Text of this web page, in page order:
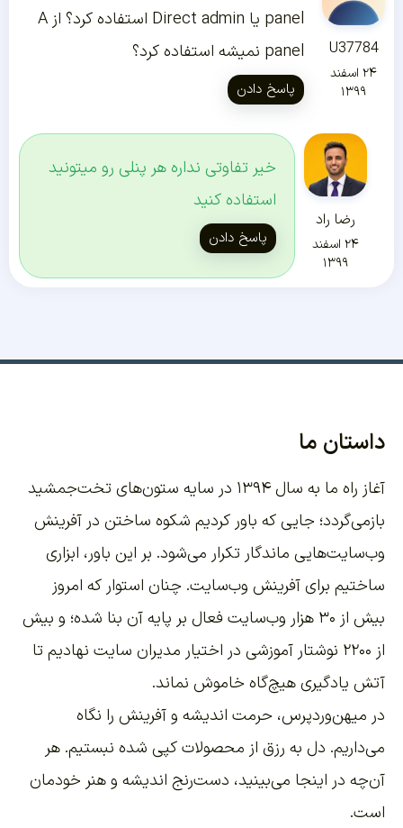
U37784
۲۴ اسفند
۱۳۹۹
panel یا Direct admin استفاده کرد؟ از A
panel نمیشه استفاده کرد؟
پاسخ دادن
رضا راد
۲۴ اسفند
۱۳۹۹
خیر تفاوتی نداره هر پنلی رو میتونید
استفاده کنید
پاسخ دادن
داستان ما
آغاز راه ما به سال ۱۳۹۴ در سایه ستون‌های تخت‌جمشید
بازمی‌گردد؛ جایی که باور کردیم شکوه ساختن در آفرینش
وب‌سایت‌هایی ماندگار تکرار می‌شود. بر این باور، ابزاری
ساختیم برای آفرینش وب‌سایت. چنان استوار که امروز
بیش از ۳۰ هزار وب‌سایت فعال بر پایه آن بنا شده؛ و بیش
از ۲۲۰۰
نوشتار آموزشی در اختیار مدیران سایت نهادیم تا
آتش یادگیری هیچ‌گاه خاموش نماند.
در میهن‌وردپرس، حرمت اندیشه و آفرینش را نگاه
می‌داریم. دل به رزق از محصولات کپی شده نبستیم. هر
آن‌چه در اینجا می‌بینید، دست‌رنج اندیشه و هنر خودمان
است.